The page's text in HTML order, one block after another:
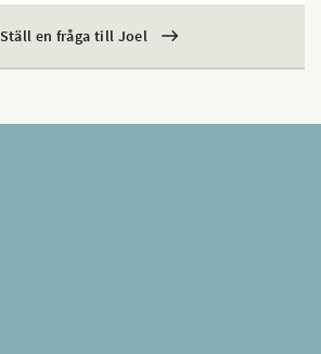
Ställ en fråga till Joel